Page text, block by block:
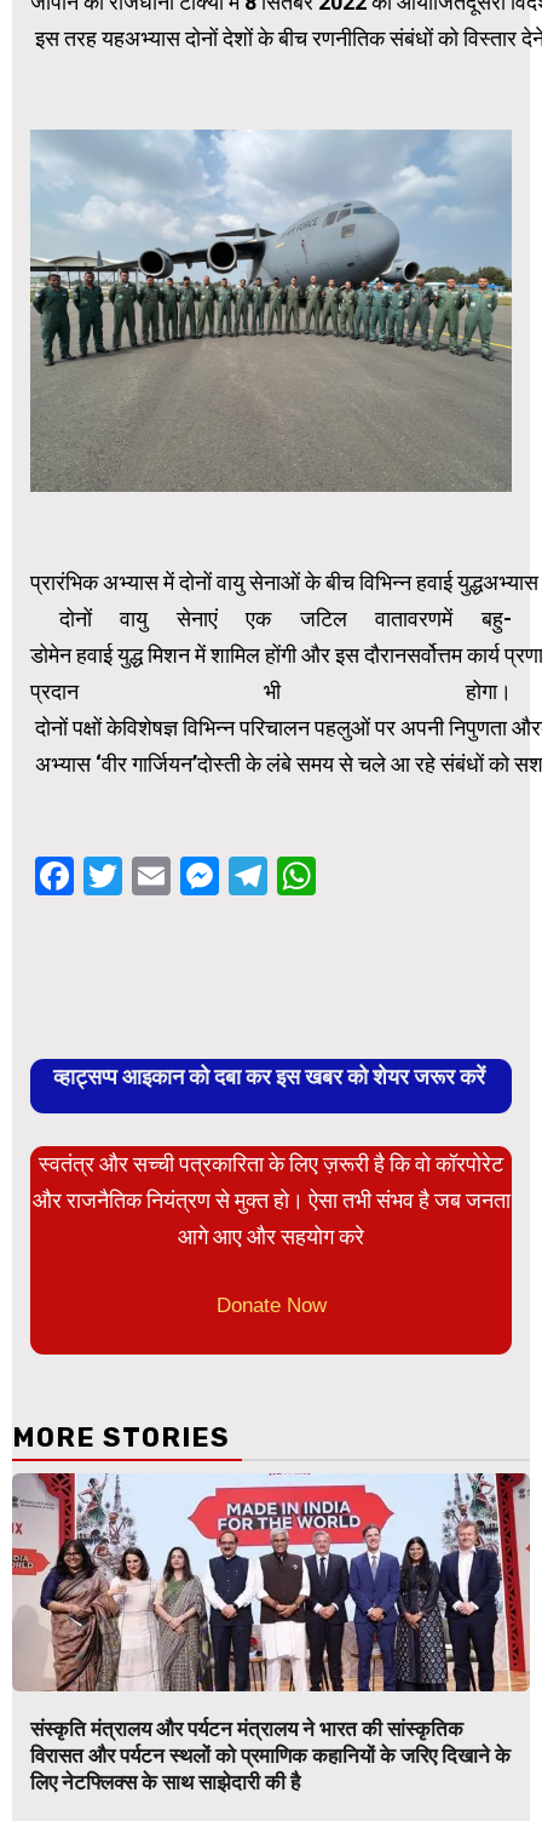
इस तरह यहअभ्यास दोनों देशों के बीच रणनीतिक संबंधों को विस्तार
प्रारंभिक अभ्यास में दोनों वायु सेनाओं के बीच विभिन्न हवाई
दोनों वायु सेनाएं एक जटिल वातावरणमें बहु-
डोमेन हवाई युद्ध मिशन में शामिल होंगी और इस दौरानसर्वोत्तम कार्य
प्रदान भी होगा।
दोनों पक्षों केविशेषज्ञ विभिन्न परिचालन पहलुओं पर अपनी निपुणता
अभ्यास ‘वीर गार्जियन’दोस्ती के लंबे समय से चले आ रहे संबंधों को
Facebook
Twitter
EmailMessenger
Telegram
व्हाट्सप्प आइकान को दबा कर इस खबर को शेयर जरूर करें
स्वतंत्र और सच्ची पत्रकारिता के लिए ज़रूरी है कि वो कॉरपोरेट
और राजनैतिक नियंत्रण से मुक्त हो। ऐसा तभी संभव है जब जनता
आगे आए और सहयोग करे
Donate Now
MORE STORIES
संस्कृति मंत्रालय और पर्यटन मंत्रालय ने भारत की सांस्कृतिक
विरासत और पर्यटन स्थलों को प्रमाणिक कहानियों के जरिए दिखाने के
लिए नेटफ्लिक्स के साथ साझेदारी की है